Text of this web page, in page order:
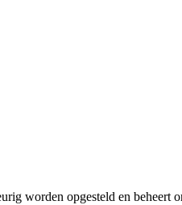
worden opgesteld en beheert